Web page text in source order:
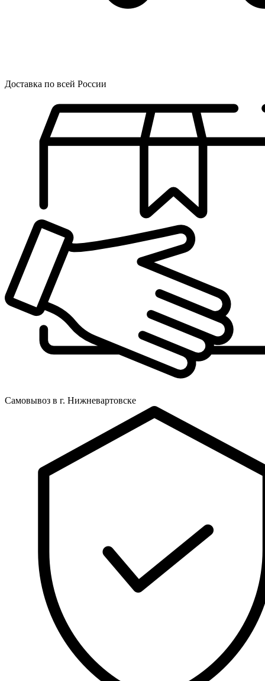
Доставка по всей России
Самовывоз в г. Нижневартовске